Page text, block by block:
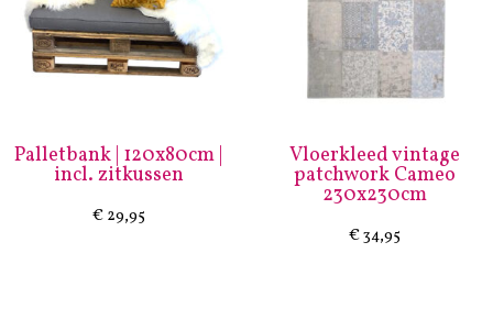
Palletbank | 120x80cm |
incl. zitkussen
€29,95
Vloerkleed vintage
patchwork Cameo
230x230cm
€34,95